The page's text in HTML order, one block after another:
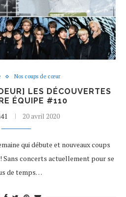
Nos coups de cœur
LES DÉCOUVERTES
ÉQUIPE #110
20 avril 2020
qui débute et nouveaux coups
Sans concerts actuellement pour se
de temps…